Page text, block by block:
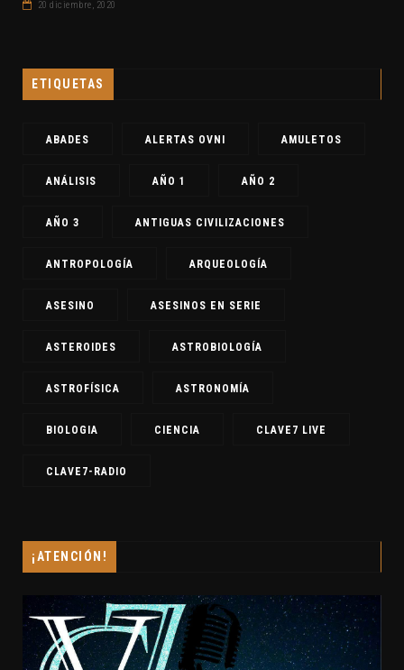
20 diciembre, 2020
ETIQUETAS
ABADES ALERTAS OVNI AMULETOS
ANÁLISIS AÑO 1 AÑO 2
AÑO 3 ANTIGUAS CIVILIZACIONES
ANTROPOLOGÍA ARQUEOLOGÍA
ASESINO ASESINOS EN SERIE
ASTEROIDES ASTROBIOLOGÍA
ASTROFÍSICA ASTRONOMÍA
BIOLOGIA CIENCIA CLAVE7 LIVE
CLAVE7-RADIO
¡ATENCIÓN!